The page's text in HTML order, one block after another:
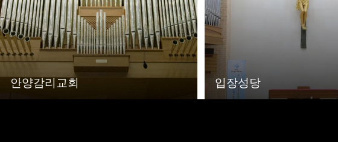
안양감리교회 입장성당